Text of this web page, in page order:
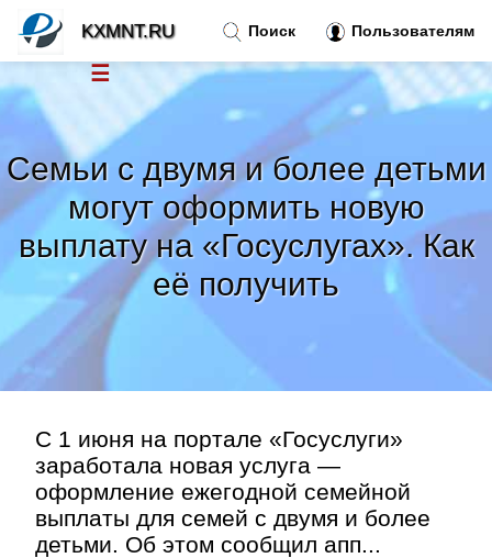
Семьи с двумя и более детьми
могут оформить новую
выплату на «Госуслугах». Как
её получить
С 1 июня на портале «Госуслуги»
заработала новая услуга —
оформление ежегодной семейной
выплаты для семей с двумя и более
детьми. Об этом сообщил апп...
Поиск Пользователям
KXMNT.RU
☰
Тренды новостей»
Рубрики»
Правила »